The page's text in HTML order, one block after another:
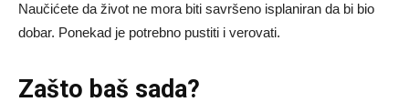
Naučićete da život ne mora biti savršeno isplaniran da bi bio
dobar. Ponekad je potrebno pustiti i verovati.
Zašto baš sada?